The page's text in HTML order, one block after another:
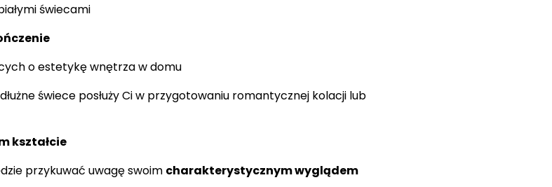
świecami
o estetykę wnętrza w domu
świece posłuży Ci w przygotowaniu romantycznej kolacji lub
kształcie
przykuwać uwagę swoim charakterystycznym wyglądem